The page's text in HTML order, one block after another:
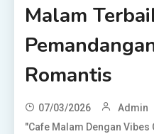
Malam
Romantis
07/03/2026 Admin
"Cafe Malam Dengan Vibes